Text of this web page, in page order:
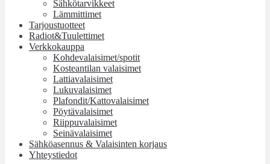
Sähkötarvikkeet
Lämmittimet
Tarjoustuotteet
Radiot&Tuulettimet
Verkkokauppa
Kohdevalaisimet/spotit
Kosteantilan valaisimet
Lattiavalaisimet
Lukuvalaisimet
Plafondit/Kattovalaisimet
Pöytävalaisimet
Riippuvalaisimet
Seinävalaisimet
Sähköasennus & Valaisinten korjaus
Yhteystiedot